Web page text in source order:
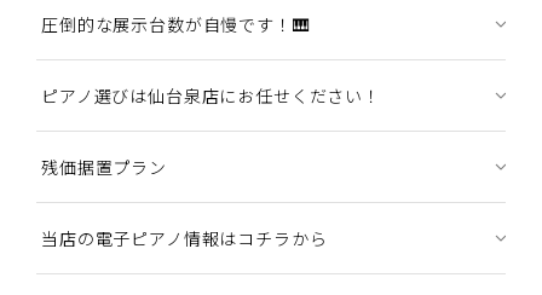
圧倒的な展示台数が自慢です！🎹
ピアノ選びは仙台泉店にお任せください！
残価据置プラン
当店の電子ピアノ情報はコチラから